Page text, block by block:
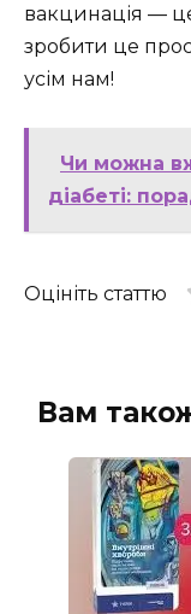
вакцинація —
зробити це
усім нам!
Чи можна
діабеті:
Оцініть статтю
Вам